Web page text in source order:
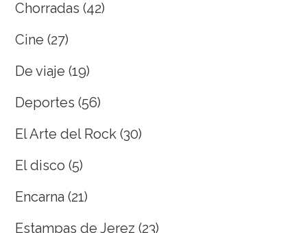
Chorradas (42)
Cine (27)
De viaje (19)
Deportes (56)
El Arte del Rock (30)
El disco (5)
Encarna (21)
Estampas de Jerez (23)